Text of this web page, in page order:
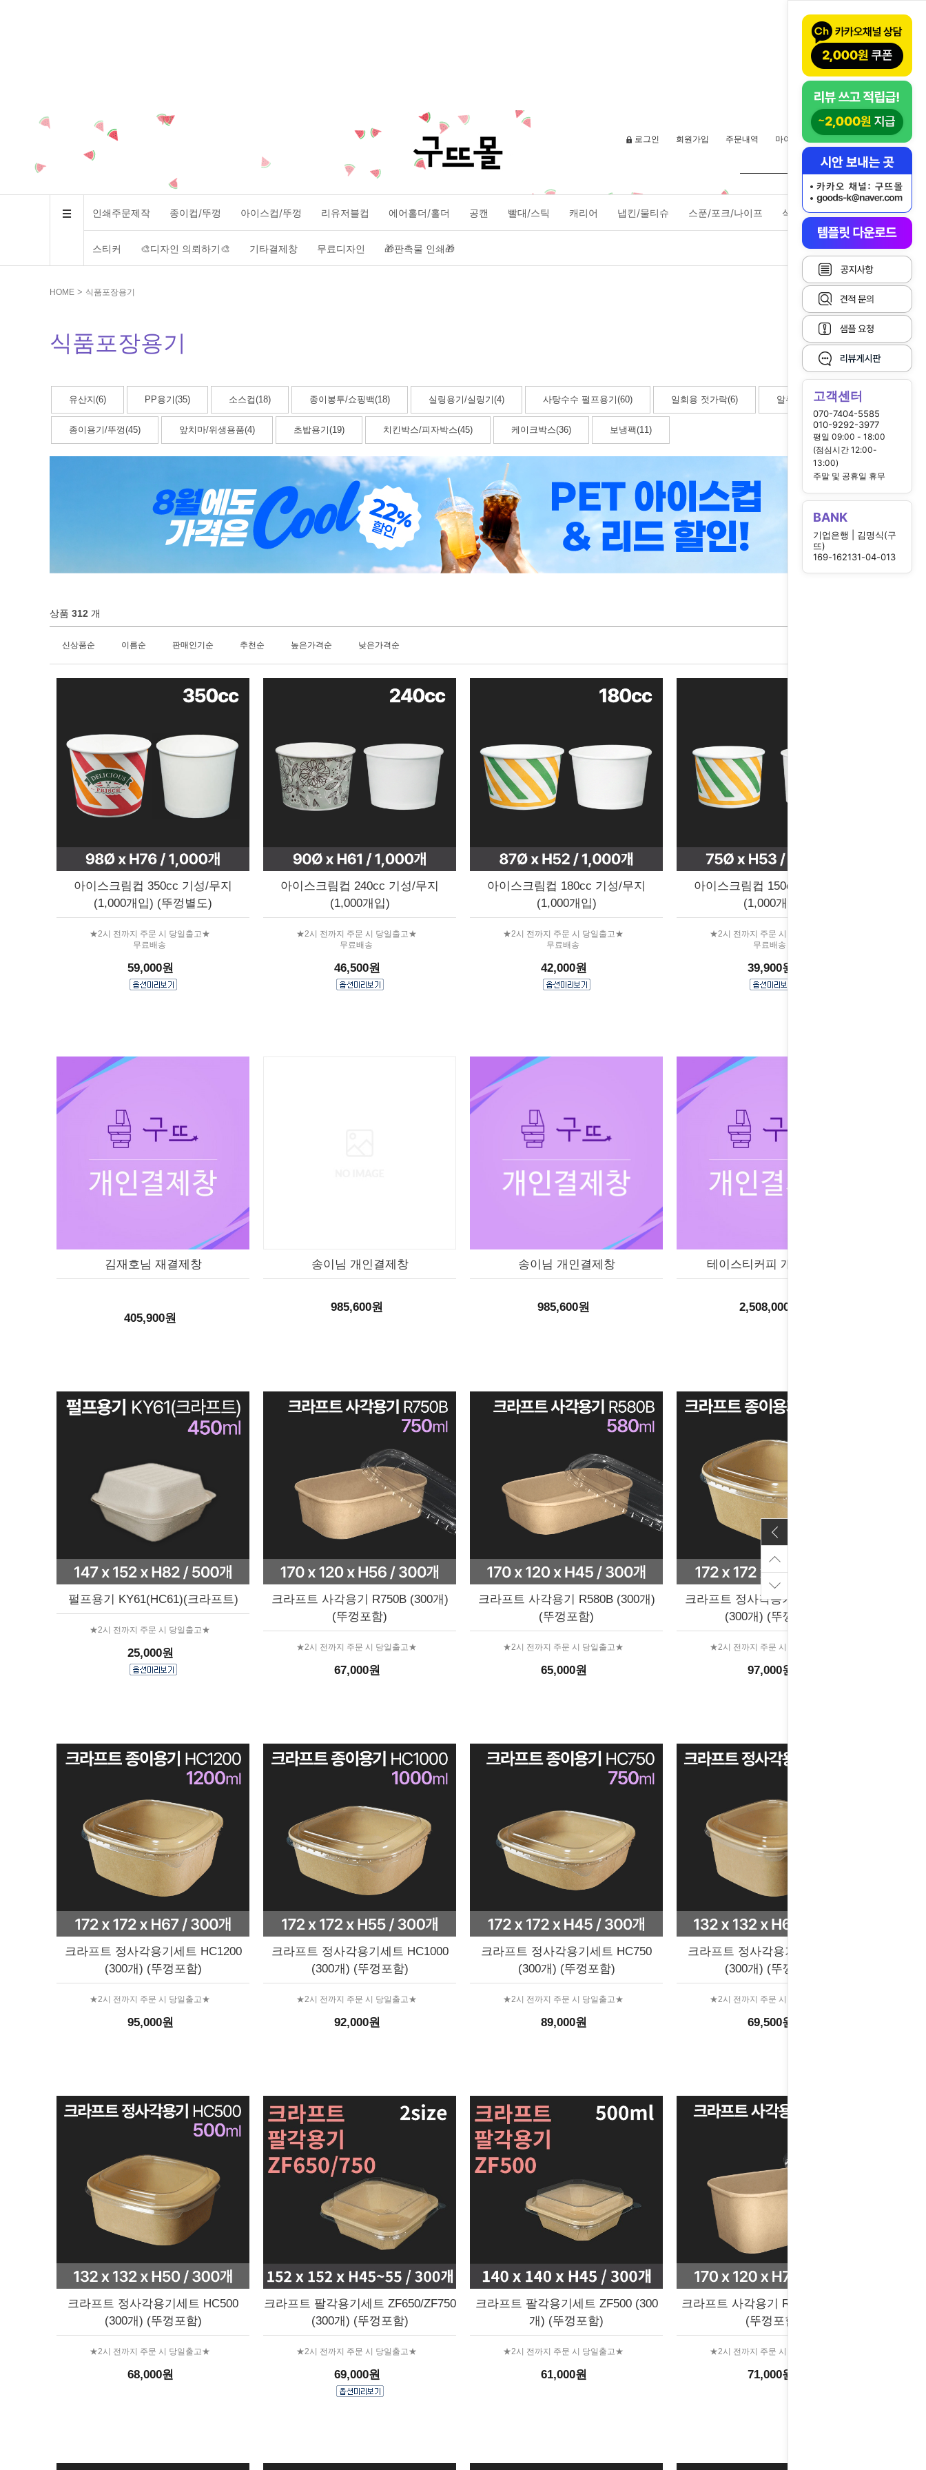
고객센터
070-7404-5585
010-9292-3977
평일 09:00 - 18:00
(점심시간 12:00-
13:00)
주말 및 공휴일 휴무
BANK
기업은행 | 김명식(구
뜨)
169-162131-04-013
로그인 회원가입 주문내역 마이페이지
인쇄주문제작 종이컵/뚜껑 아이스컵/뚜껑 리유저블컵 에어홀더/홀더 공캔 빨대/스틱 캐리어 냅킨/물티슈 스푼/포크/나이프 식품포장용기
스티커 🎨디자인 의뢰하기🎨 기타결제창 무료디자인 🎁판촉물 인쇄🎁
HOME > 식품포장용기
식품포장용기
유산지(6) PP용기(35) 소스컵(18) 종이봉투/쇼핑백(18) 실링용기/실링기(4) 사탕수수 펄프용기(60) 일회용 젓가락(6) 알루미늄용기(5)
종이용기/뚜껑(45) 앞치마/위생용품(4) 초밥용기(19) 치킨박스/피자박스(45) 케이크박스(36) 보냉팩(11)
상품 312 개
신상품순 이름순 판매인기순 추천순 높은가격순 낮은가격순
아이스크림컵 350cc 기성/무지
(1,000개입) (뚜껑별도)
★2시 전까지 주문 시 당일출고★
무료배송
59,000원
아이스크림컵 240cc 기성/무지
(1,000개입)
★2시 전까지 주문 시 당일출고★
무료배송
46,500원
아이스크림컵 180cc 기성/무지
(1,000개입)
★2시 전까지 주문 시 당일출고★
무료배송
42,000원
아이스크림컵 150cc 기성/무지
(1,000개입)
★2시 전까지 주문 시 당일출고★
무료배송
39,900원
김재호님 재결제창
405,900원
송이님 개인결제창
985,600원
송이님 개인결제창
985,600원
테이스티커피 개인결제창
2,508,000원
펄프용기 KY61(HC61)(크라프트)
★2시 전까지 주문 시 당일출고★
25,000원
크라프트 사각용기 R750B (300개)
(뚜껑포함)
★2시 전까지 주문 시 당일출고★
67,000원
크라프트 사각용기 R580B (300개)
(뚜껑포함)
★2시 전까지 주문 시 당일출고★
65,000원
크라프트 정사각용기세트 HC1400
(300개) (뚜껑포함)
★2시 전까지 주문 시 당일출고★
97,000원
크라프트 정사각용기세트 HC1200
(300개) (뚜껑포함)
★2시 전까지 주문 시 당일출고★
95,000원
크라프트 정사각용기세트 HC1000
(300개) (뚜껑포함)
★2시 전까지 주문 시 당일출고★
92,000원
크라프트 정사각용기세트 HC750
(300개) (뚜껑포함)
★2시 전까지 주문 시 당일출고★
89,000원
크라프트 정사각용기세트 HC650
(300개) (뚜껑포함)
★2시 전까지 주문 시 당일출고★
69,500원
크라프트 정사각용기세트 HC500
(300개) (뚜껑포함)
★2시 전까지 주문 시 당일출고★
68,000원
크라프트 팔각용기세트 ZF650/ZF750
(300개) (뚜껑포함)
★2시 전까지 주문 시 당일출고★
69,000원
크라프트 팔각용기세트 ZF500 (300
개) (뚜껑포함)
★2시 전까지 주문 시 당일출고★
61,000원
크라프트 사각용기 R1000B (300개)
(뚜껑포함)
★2시 전까지 주문 시 당일출고★
71,000원